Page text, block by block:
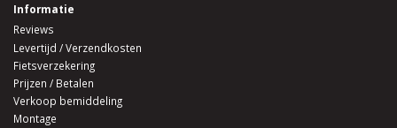
Informatie
Reviews
Levertijd / Verzendkosten
Fietsverzekering
Prijzen / Betalen
Verkoop bemiddeling
Montage